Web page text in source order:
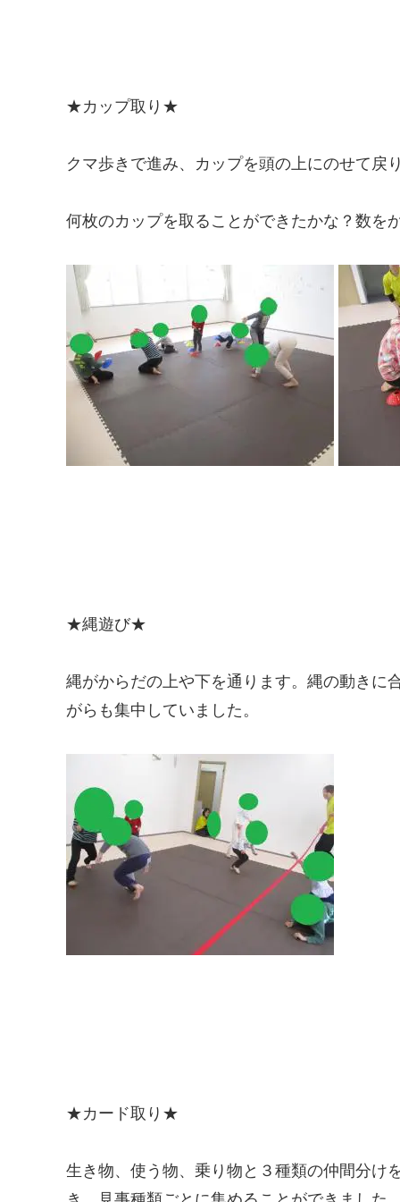
★カップ取り★
クマ歩きで進み、カップを頭の上にのせて戻
何枚のカップを取ることができたかな？数を
★縄遊び★
縄がからだの上や下を通ります。縄の動きに
がらも集中していました。
★カード取り★
生き物、使う物、乗り物と３種類の仲間分け